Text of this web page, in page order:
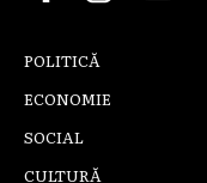
POLITICĂ
ECONOMIE
SOCIAL
CULTURĂ